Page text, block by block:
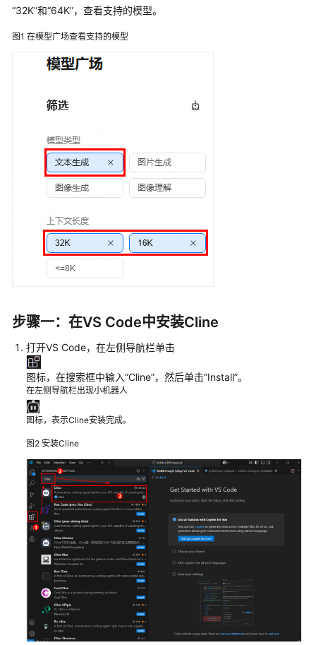
图
理
解
片
成
视
生
文
本
向
重
排
序
型
API
用
规
范
接
入
客
户
端/
开
发
工
“32K”和“64K”，查看支持的模型。
图1 在模型广场查看支持的模型
步骤一：在VS Code中安装Cline
打开VS Code，在左侧导航栏单击
图标，在搜索框中输入“Cline”，然后单击“Install”。
在左侧导航栏出现小机器人
图标，表示Cline安装完成。
图2 安装Cline